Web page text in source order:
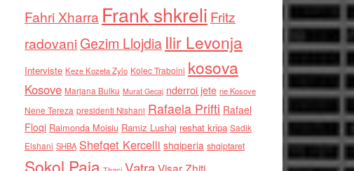
Fahri Xharra Frank shkreli Fritz
radovaniGezim Llojdia Ilir Levonja
Interviste Keze Kozeta Zylo Kolec Traboini kosova
Kosove Marjana Bulku Murat Gecaj nderroi jete ne Kosove
Nene Tereza presidenti Nishani Rafaela Prifti Rafael
Floqi Raimonda Moisiu Ramiz Lushaj reshat kripa Sadik
Elshani SHBA Shefqet Kercelli shqiperia shqiptaret
Sokol Paja Vatra